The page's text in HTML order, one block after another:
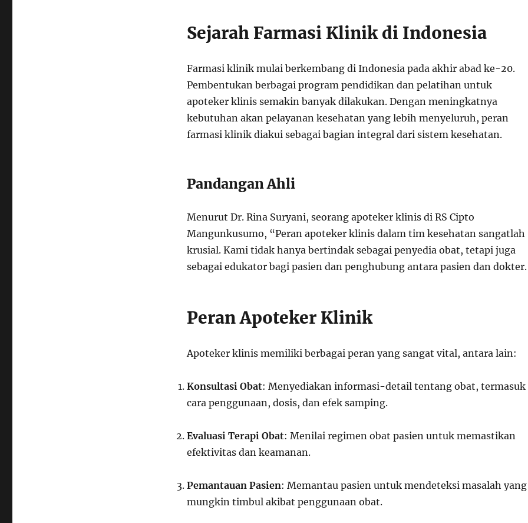
Sejarah Farmasi Klinik di Indonesia
Farmasi klinik mulai berkembang di Indonesia pada akhir abad ke-20.
Pembentukan berbagai program pendidikan dan pelatihan untuk
apoteker klinis semakin banyak dilakukan. Dengan meningkatnya
kebutuhan akan pelayanan kesehatan yang lebih menyeluruh, peran
farmasi klinik diakui sebagai bagian integral dari sistem kesehatan.
Pandangan Ahli
Menurut Dr. Rina Suryani, seorang apoteker klinis di RS Cipto
Mangunkusumo, “Peran apoteker klinis dalam tim kesehatan sangatlah
krusial. Kami tidak hanya bertindak sebagai penyedia obat, tetapi juga
sebagai edukator bagi pasien dan penghubung antara pasien dan
Peran Apoteker Klinik
Apoteker klinis memiliki berbagai peran yang sangat vital, antara lain:
Konsultasi Obat: Menyediakan informasi-detail tentang obat, termasuk
cara penggunaan, dosis, dan efek samping.
Evaluasi Terapi Obat: Menilai regimen obat pasien untuk memastikan
efektivitas dan keamanan.
Pemantauan Pasien: Memantau pasien untuk mendeteksi masalah yang
mungkin timbul akibat penggunaan obat.